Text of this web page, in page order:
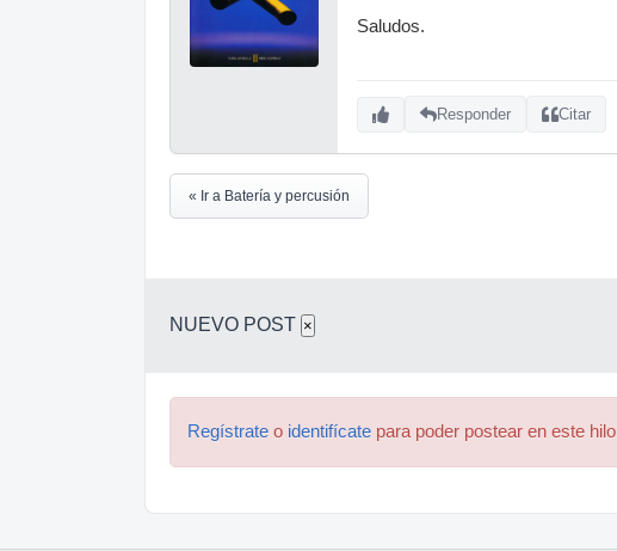
Saludos.
Responder Citar
« Ir a Batería y percusión
NUEVO POST ×
Regístrate o identifícate para poder postear en este hilo